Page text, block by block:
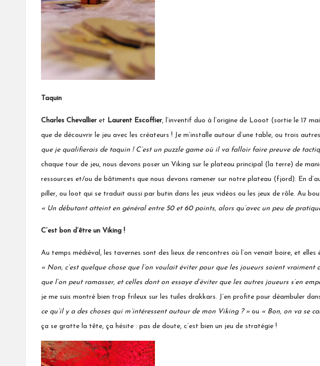
Taquin
Charles Chevallier et Laurent Escoffier, l’inventif duo à l’origine de Looot (sortie le 17
que de découvrir le jeu avec les créateurs ! Je m’installe autour d’une table, ou trois
que je qualifierais de taquin ! C’est un puzzle game où il va falloir faire preuve de
chaque tour de jeu, nous devons poser un Viking sur le plateau principal (la terre) de
ressources et/ou de bâtiments que nous devons ramener sur notre plateau (fjord). En
piller, ou loot qui se traduit aussi par butin dans les jeux vidéos ou les jeux de rôle. Au
« Un débutant atteint en général entre 50 et 60 points, alors qu’avec un peu de
C’est bon d’être un Viking !
Au temps médiéval, les tavernes sont des lieux de rencontres où l’on venait boire, et
« Non, c’est quelque chose que l’on voulait éviter pour que les joueurs soient vraiment
que l’on peut ramasser, et celles dont on essaye d’éviter que les autres joueurs s’en
je me suis montré bien trop frileux sur les tuiles drakkars. J’en profite pour déambuler
ce qu’il y a des choses qui m’intéressent autour de mon Viking ? »ou « Bon, on va se
ça se gratte la tête, ça hésite : pas de doute, c’est bien un jeu de stratégie !